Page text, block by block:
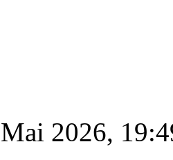
2026,